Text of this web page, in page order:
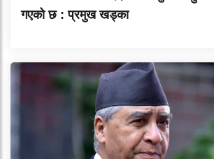
गएको छ : प्रमुख खड्का